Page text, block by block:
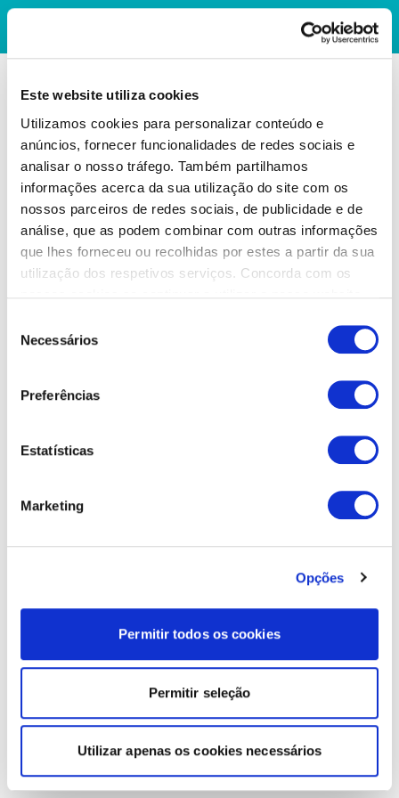
Este website utiliza cookies
Utilizamos cookies para personalizar conteúdo e
anúncios, fornecer funcionalidades de redes sociais e
analisar o nosso tráfego. Também partilhamos
informações acerca da sua utilização do site com os
nossos parceiros de redes sociais, de publicidade e de
análise, que as podem combinar com outras informações
que lhes forneceu ou recolhidas por estes a partir da sua
utilização dos respetivos serviços. Concorda com os
Necessários
Preferências
Estatísticas
Marketing
Opções
Permitir todos os cookies
Permitir seleção
Utilizar apenas os cookies necessários